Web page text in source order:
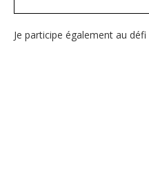
Je participe également au défi